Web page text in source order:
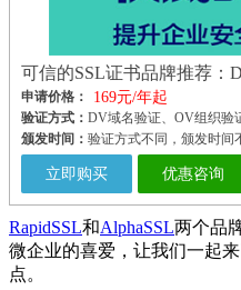
可信的SSL证书品牌推荐：
申请价格： 169元/年起
验证方式： DV域名验证、OV组织验
颁发时间： 验证方式不同，颁发时间
立即购买 优惠咨询
RapidSSL和AlphaSSL两个品
微企业的喜爱，让我们一起
点。